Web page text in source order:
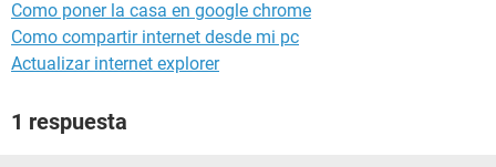
Como poner la casa en google chrome
Como compartir internet desde mi pc
Actualizar internet explorer
1 respuesta